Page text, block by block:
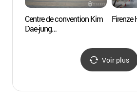
Centre de convention Kim
Dae-jung
Firenze
Voir plus